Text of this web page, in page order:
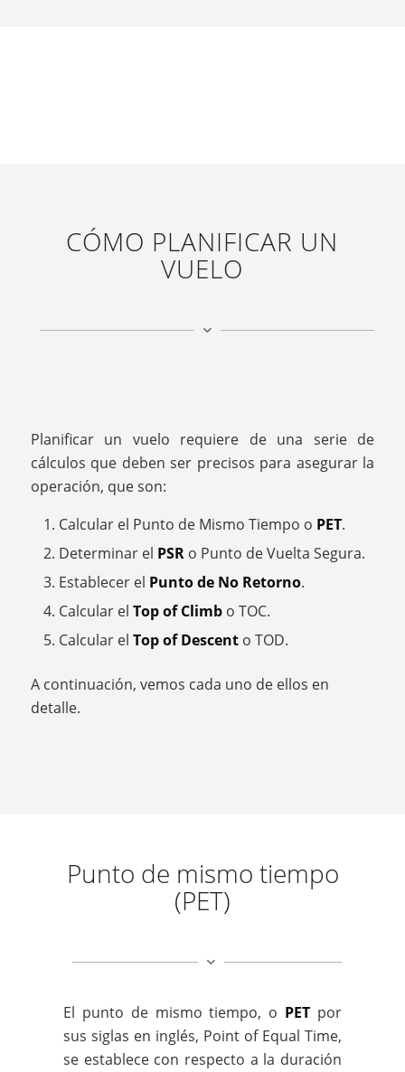
CÓMO PLANIFICAR UN
VUELO
Planificar un vuelo requiere de una serie de
cálculos que deben ser precisos para asegurar la
operación, que son:
Calcular el Punto de Mismo Tiempo o PET.
Determinar el PSRo Punto de Vuelta Segura.
Establecer el Punto de No Retorno.
Calcular el Top of Climbo TOC.
Calcular el Top of Descento TOD.
A continuación, vemos cada uno de ellos en
detalle.
Punto de mismo tiempo
(PET)
El punto de mismo tiempo, o PET por
sus siglas en inglés, Point of Equal Time,
se establece con respecto a la duración